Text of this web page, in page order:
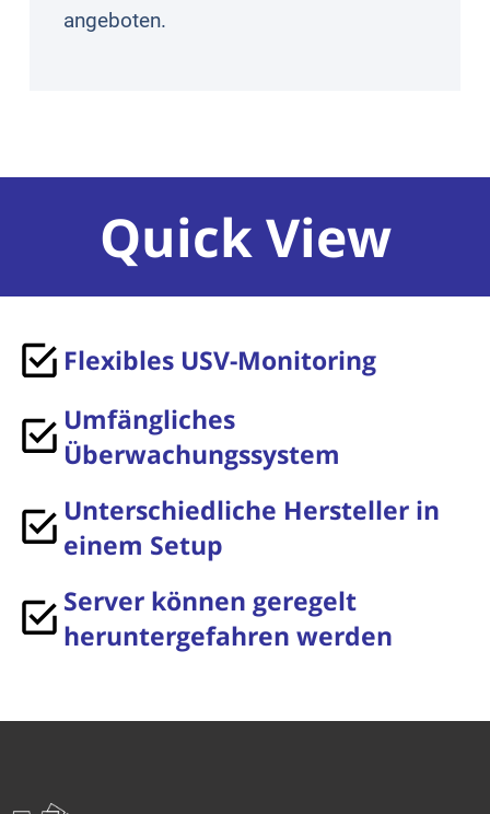
angeboten.
Quick View
Flexibles USV-Monitoring
Umfängliches
Überwachungssystem
Unterschiedliche Hersteller in
einem Setup
Server können geregelt
heruntergefahren werden